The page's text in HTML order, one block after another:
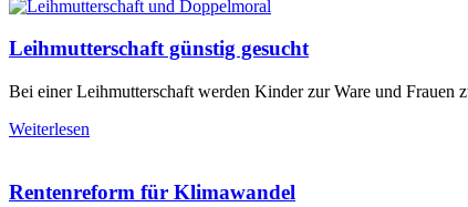
Leihmutterschaft günstig gesucht
Bei einer Leihmutterschaft werden Kinder zur Ware und Frauen
Weiterlesen
Rentenreform für Klimawandel